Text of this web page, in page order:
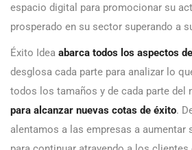
espacio digital para promocionar su
prosperado en su sector superando a
Éxito Idea abarca todos los aspectos
desglosa cada parte para analizar lo
todos los tamaños y de cada parte del
para alcanzar nuevas cotas de éxito.
alentamos a las empresas a aumentar